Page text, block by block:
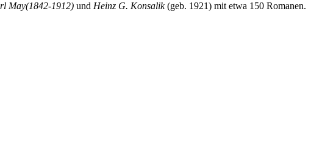
May(1842-1912) und Heinz G. Konsalik(geb. 1921) mit etwa 150 Romanen.